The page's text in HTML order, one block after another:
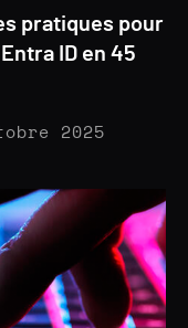
pratiques pour
ID en 45
2025